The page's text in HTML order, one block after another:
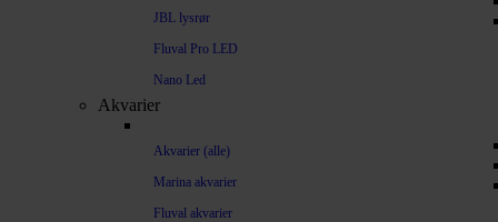
JBL lysrør
Fluval Pro LED
Nano Led
Akvarier
Akvarier (alle)
Marina akvarier
Fluval akvarier